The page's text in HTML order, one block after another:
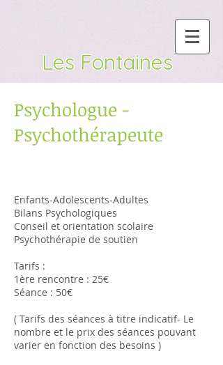
Les Fontaines
Psychologue -
Psychothérapeute
Enfants-Adolescents-Adultes
Bilans Psychologiques
Conseil et orientation scolaire
Psychothérapie de soutien
Tarifs :
1ère rencontre : 25€
Séance : 50€
( Tarifs des séances à titre indicatif- Le
nombre et le prix des séances pouvant
varier en fonction des besoins )